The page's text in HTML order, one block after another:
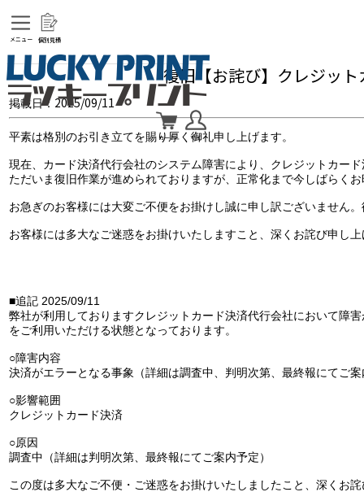
メニュー 個別見積
マイ
カート
復旧【お詫び】クレジッ
掲載日： 2025/09/11
平素は格別のお引き立てを賜り厚く御礼申し上げます。
現在、カード決済代行会社のシステム障害により、クレジットカー
ただいま復旧作業が進められておりますが、正常化まで今しばらく
お急ぎのお客様には大変ご不便をお掛けし誠に申し訳ございません
お客様には多大なご迷惑をお掛けいたしますこと、深くお詫び申し
■追記 2025/09/11
弊社が利用しておりますクレジットカード決済代行会社において障
をご利用いただける状態となっております。
○障害内容
決済がエラーとなる事象（詳細は調査中、判明次第、最終報にてご
○影響範囲
クレジットカード決済
○原因
調査中（詳細は判明次第、最終報にてご案内予定）
この度は多大なご不便・ご迷惑をお掛けいたしましたこと、深くお